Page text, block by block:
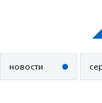
новости